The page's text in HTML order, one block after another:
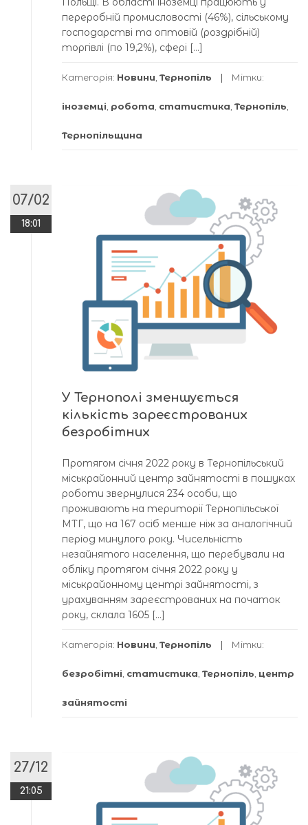
переробній промисловості (46%), сільському
господарстві та оптовій (роздрібній)
торгівлі (по 19,2%), сфері […]
Категорія: Новини Тернопіль Мітки:
іноземці робота статистика Тернопіль
Тернопільщина
07/02
18:01
У Тернополі зменшується
кількість зареєстрованих
безробітних
Протягом січня 2022 року в Тернопільський
міськрайонний центр зайнятості в пошуках
роботи звернулися 234 особи, що
проживають на території Тернопільської
МТГ, що на 167 осіб менше ніж за аналогічний
період минулого року. Чисельність
незайнятого населення, що перебували на
обліку протягом січня 2022 року у
міськрайонному центрі зайнятості, з
урахуванням зареєстрованих на початок
року, склала 1605 […]
Категорія: Новини Тернопіль Мітки:
безробітні статистика Тернопіль центр
зайнятості
27/12
21:05